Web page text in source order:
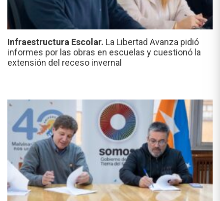
Infraestructura Escolar. La Libertad Avanza pidió
informes por las obras en escuelas y cuestionó la
extensión del receso invernal